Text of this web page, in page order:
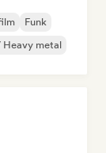
Funk
Heavy metal